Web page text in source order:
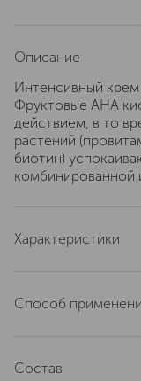
Описание
Интенсивный крем
Фруктовые AHA
действием, в то
растений
биотин)
комбинированной
Характеристики
текстура
артикул
Способ
усиления
Состав